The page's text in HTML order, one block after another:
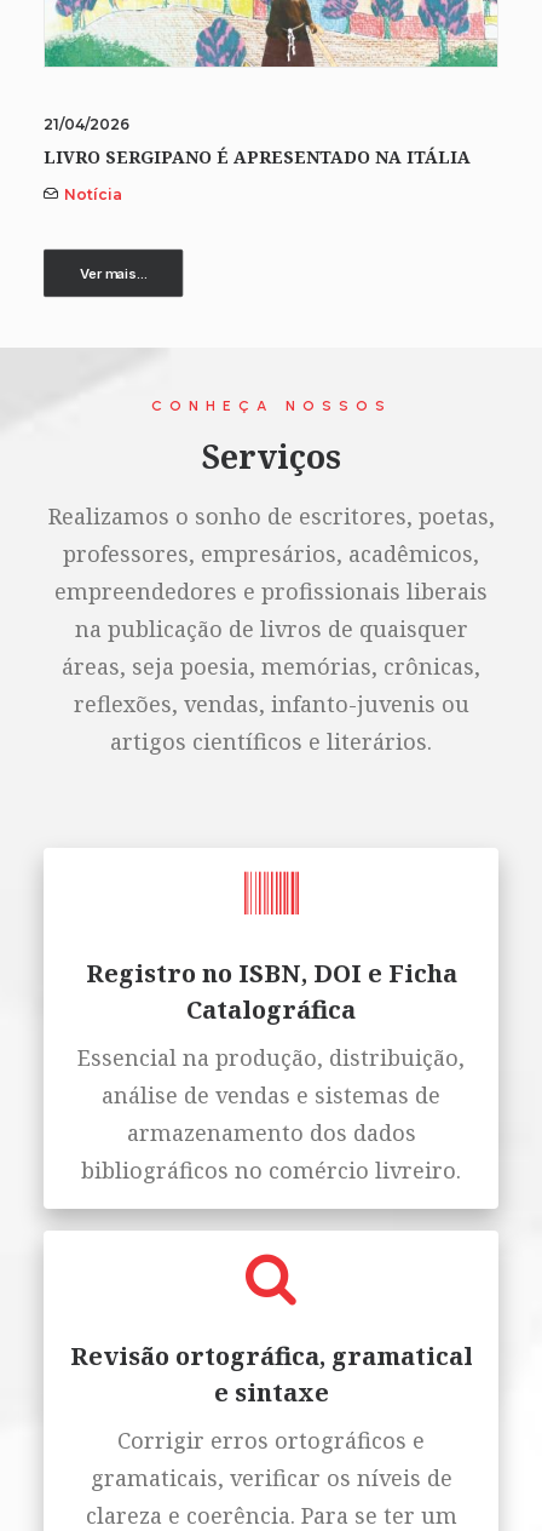
21/04/2026
LIVRO SERGIPANO É APRESENTADO NA ITÁLIA
Notícia
Ver mais...
CONHEÇA NOSSOS
Serviços
Realizamos o sonho de escritores, poetas,
professores, empresários, acadêmicos,
empreendedores e profissionais liberais
na publicação de livros de quaisquer
áreas, seja poesia, memórias, crônicas,
reflexões, vendas, infanto-juvenis ou
artigos científicos e literários.
Registro no ISBN, DOI e Ficha
Catalográfica
Essencial na produção, distribuição,
análise de vendas e sistemas de
armazenamento dos dados
bibliográficos no comércio livreiro.
Revisão ortográfica, gramatical
e sintaxe
Corrigir erros ortográficos e
gramaticais, verificar os níveis de
clareza e coerência. Para se ter um